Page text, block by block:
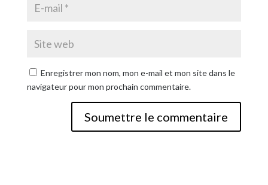
Enregistrer mon nom, mon e-mail et mon site dans le
navigateur pour mon prochain commentaire.
Soumettre le commentaire